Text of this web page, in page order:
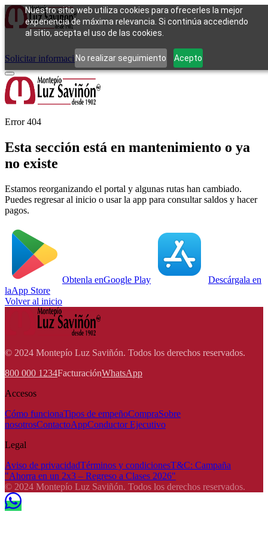
Nuestro sitio web utiliza cookies para ofrecerles la mejor
experiencia de máxima relevancia. Si continúa accediendo
al sitio, acepta el uso de las cookies.
No realizar seguimiento Acepto
Cómo funcionaTipos de empeñoCompraContacto
Solicitar información Iniciar sesión
Error 404
Esta sección está en mantenimiento o ya
no existe
Estamos reorganizando el portal y algunas rutas han cambiado.
Puedes regresar al inicio o usar la app para consultar saldos y hacer
pagos.
Obtenla enGoogle Play
Descárgala en
laApp Store
Volver al inicio
© 2024 Montepío Luz Saviñón. Todos los derechos reservados.
800 000 1234FacturaciónWhatsApp
Accesos
Cómo funcionaTipos de empeñoCompraSobre
nosotrosContactoAppConductor Ejecutivo
Legal
Aviso de privacidadTérminos y condicionesT&C: Campaña
"Ahorra en un 2x3 – Regreso a Clases 2026"
© 2024 Montepío Luz Saviñón. Todos los derechos reservados.